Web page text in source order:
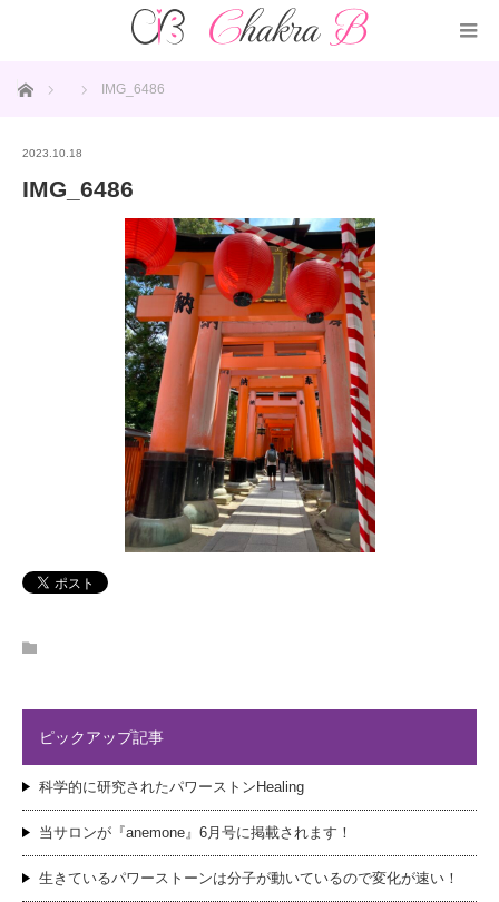
ホーム IMG_6486
2023.10.18
IMG_6486
ピックアップ記事
科学的に研究されたパワーストンHealing
当サロンが『anemone』6月号に掲載されます！
生きているパワーストーンは分子が動いているので変化が速い！